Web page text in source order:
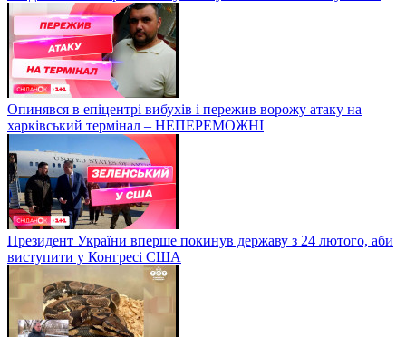
Опинявся в епіцентрі вибухів і пережив ворожу атаку на
харківський термінал – НЕПЕРЕМОЖНІ
Президент України вперше покинув державу з 24 лютого, аби
виступити у Конгресі США